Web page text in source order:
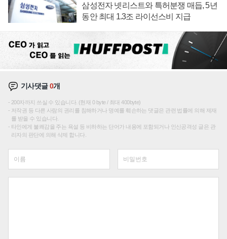
삼성전자 넷리스트와 특허분쟁 매듭, 5년
동안 최대 1.3조 라이선스비 지급
기사댓글0개
200자까지 쓰실 수 있습니다. (현재 0 byte / 최대 400byte)
저작권 등 다른 사람의 권리를 침해하거나 명예를 훼손하는 댓글은 관련 법률에 의해 제재
를 받을 수 있습니다.
타인에게 불쾌감을 주는 욕설 등 비하하는 단어가 내용에 포함되거나 인신공격성 글은 관
리자의 판단에 의해 삭제 합니다.